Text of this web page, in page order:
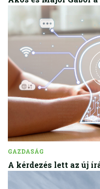
GAZDASÁG
A kérdezés lett az új